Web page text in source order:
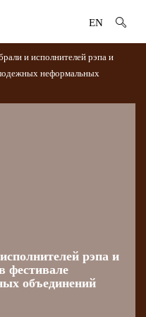
EN
и исполнителей рэпа и
неформальных
рэпа и
фестивале
объединений